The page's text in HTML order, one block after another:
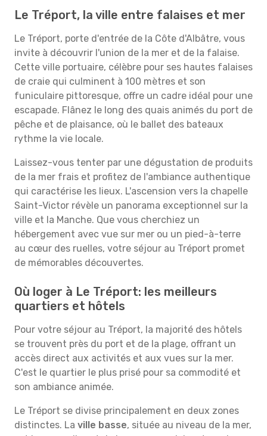
Le Tréport, la ville entre falaises et mer
Le Tréport, porte d'entrée de la Côte d'Albâtre, vous
invite à découvrir l'union de la mer et de la falaise.
Cette ville portuaire, célèbre pour ses hautes falaises
de craie qui culminent à 100 mètres et son
funiculaire pittoresque, offre un cadre idéal pour une
escapade. Flânez le long des quais animés du port de
pêche et de plaisance, où le ballet des bateaux
rythme la vie locale.
Laissez-vous tenter par une dégustation de produits
de la mer frais et profitez de l'ambiance authentique
qui caractérise les lieux. L'ascension vers la chapelle
Saint-Victor révèle un panorama exceptionnel sur la
ville et la Manche. Que vous cherchiez un
hébergement avec vue sur mer ou un pied-à-terre
au cœur des ruelles, votre séjour au Tréport promet
de mémorables découvertes.
Où loger à Le Tréport: les meilleurs
quartiers et hôtels
Pour votre séjour au Tréport, la majorité des hôtels
se trouvent près du port et de la plage, offrant un
accès direct aux activités et aux vues sur la mer.
C'est le quartier le plus prisé pour sa commodité et
son ambiance animée.
Le Tréport se divise principalement en deux zones
distinctes. La ville basse, située au niveau de la mer,